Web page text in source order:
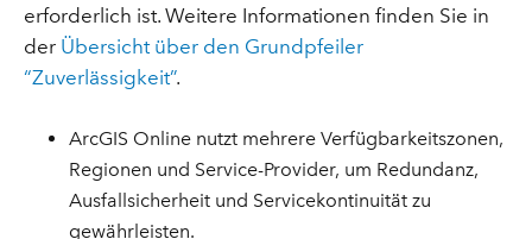
erforderlich ist. Weitere Informationen finden Sie in
der Übersicht über den Grundpfeiler
“Zuverlässigkeit”.
ArcGIS Online nutzt mehrere Verfügbarkeitszonen,
Regionen und Service-Provider, um Redundanz,
Ausfallsicherheit und Servicekontinuität zu
gewährleisten.